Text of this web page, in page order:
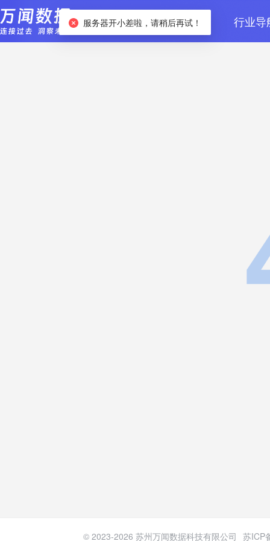
首页 数据检索 行业导
© 2023-2026 苏州万闻数据科技有限公司 苏ICP
服务器开小差啦，请稍后再试！